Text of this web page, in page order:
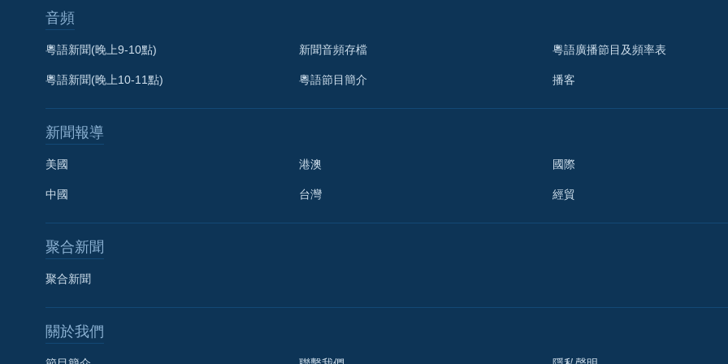
音頻
粵語新聞(晚上9-10點)
粵語新聞(晚上10-11點)
新聞音頻存檔
粵語節目簡介
粵語廣播節目及頻率表
播客
新聞報導
美國
中國
港澳
台灣
國際
經貿
聚合新聞
聚合新聞
關於我們